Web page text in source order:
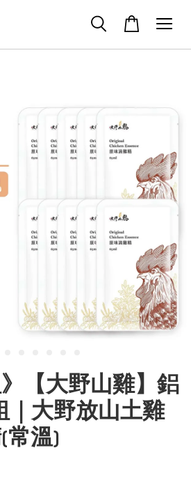
》【大野山雞】鋁
｜大野放山土雞
常溫)